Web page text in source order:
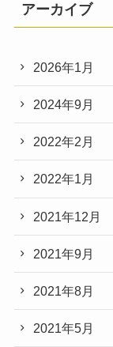
アーカイブ
2026年1月
2024年9月
2022年2月
2022年1月
2021年12月
2021年9月
2021年8月
2021年5月